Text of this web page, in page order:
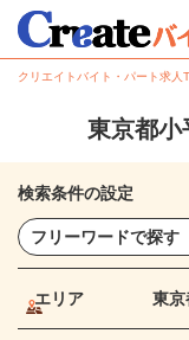
クリエイトバイト・パート求人
東京都小
検索条件の設定
エリア 東京